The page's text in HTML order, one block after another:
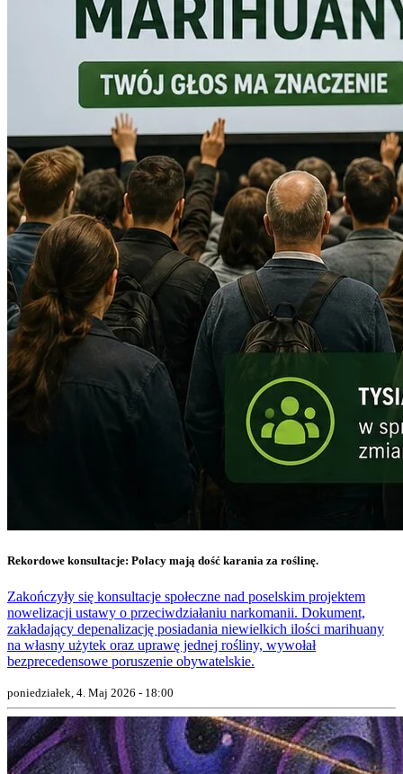
Rekordowe konsultacje: Polacy mają dość karania za roślinę.
Zakończyły się konsultacje społeczne nad poselskim projektem
nowelizacji ustawy o przeciwdziałaniu narkomanii. Dokument,
zakładający depenalizację posiadania niewielkich ilości marihuany
na własny użytek oraz uprawę jednej rośliny, wywołał
bezprecedensowe poruszenie obywatelskie.
poniedziałek, 4. Maj 2026 - 18:00